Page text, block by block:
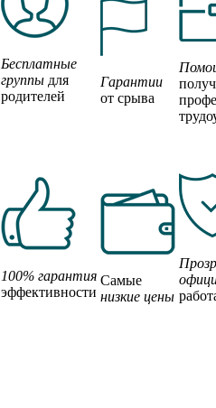
Бесплатные
группы для
родителей
Гарантии
от срыва
100% гарантия
эффективности
Самые
низкие цены